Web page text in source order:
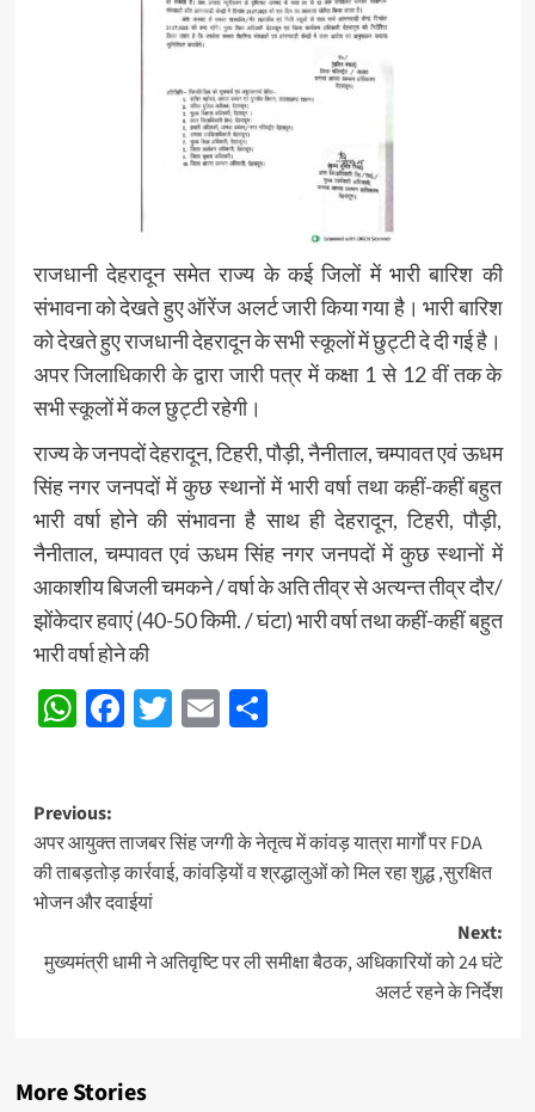
राजधानी देहरादून समेत राज्य के कई जिलों में भारी बारिश की
संभावना को देखते हुए ऑरेंज अलर्ट जारी किया गया है। भारी बारिश
को देखते हुए राजधानी देहरादून के सभी स्कूलों में छुट्टी दे दी गई है।
अपर जिलाधिकारी के द्वारा जारी पत्र में कक्षा 1 से 12 वीं तक के
सभी स्कूलों में कल छुट्टी रहेगी।
राज्य के जनपदों देहरादून, टिहरी, पौड़ी, नैनीताल, चम्पावत एवं ऊधम
सिंह नगर जनपदों में कुछ स्थानों में भारी वर्षा तथा कहीं-कहीं बहुत
भारी वर्षा होने की संभावना है साथ ही देहरादून, टिहरी, पौड़ी,
नैनीताल, चम्पावत एवं ऊधम सिंह नगर जनपदों में कुछ स्थानों में
आकाशीय बिजली चमकने / वर्षा के अति तीव्र से अत्यन्त तीव्र दौर/
झोंकेदार हवाएं (40-50 किमी. / घंटा) भारी वर्षा तथा कहीं-कहीं बहुत
भारी वर्षा होने की
WhatsApp
Facebook
Twitter
EmailShare
Post
navigation
Previous:
अपर आयुक्त ताजबर सिंह जग्गी के नेतृत्व में कांवड़ यात्रा मार्गों पर FDA
की ताबड़तोड़ कार्रवाई, कांवड़ियों व श्रद्धालुओं को मिल रहा शुद्ध ,सुरक्षित
भोजन और दवाईयां
Next:
मुख्यमंत्री धामी ने अतिवृष्टि पर ली समीक्षा बैठक, अधिकारियों को 24 घंटे
अलर्ट रहने के निर्देश
More Stories